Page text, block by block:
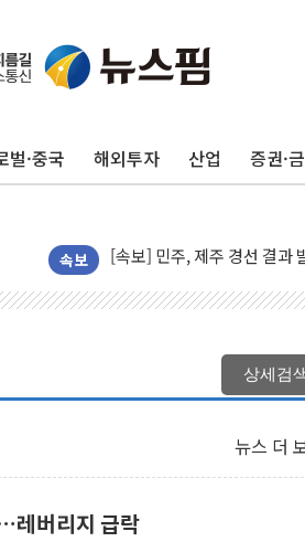
벌·중국 해외투자 산업 증권·
속보
[속보] 민주, 제주·인천 경
[속보] 민주, 인천 경선 결과
이번주 국내 주요 금융일정
美, 이란전 출구전략 만지
폐기물 수거하다 참변…60
서울 중랑구 주택가서 흉기
여수 오동도 인근 해상서
인천 선재도 갯벌서 해루질
상세검
뉴스 더
레버리지 급락